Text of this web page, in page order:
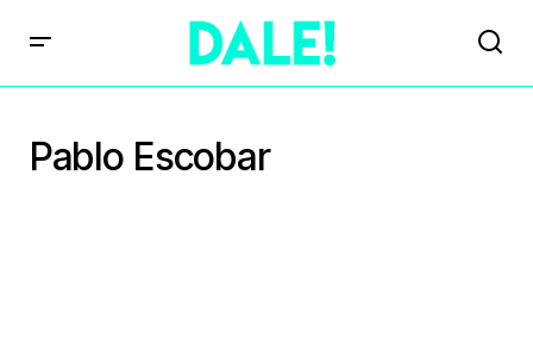
Pablo Escobar